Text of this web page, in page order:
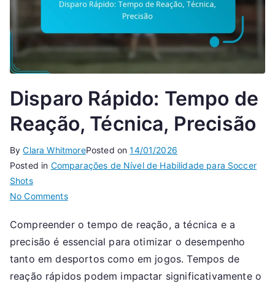
Disparo Rápido: Tempo de
Reação, Técnica, Precisão
ByClara WhitmorePosted on14/01/2026
Posted in Comparações de Nível de Habilidade para Soccer
Shots
No Commentson
Rápido:
Tempo
de
Reação,
Compreender o tempo de reação, a técnica e a
precisão é essencial para otimizar o desempenho
tanto em desportos como em jogos. Tempos de
reação rápidos podem impactar significativamente o